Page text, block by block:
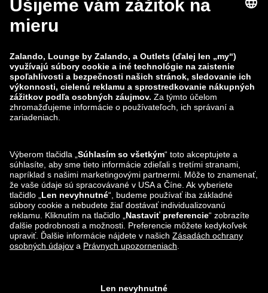
zalando-lounge.fi zalando-lounge.dk
zalando-prive.es zalando-lounge.cz
zalando-lounge.lt zalando-lounge.sk
zalando-lounge.ro
zalando-lounge.lu zalando-lounge.ee
zalando-lounge.lv zalando-lounge.no
Nájdete nás aj na